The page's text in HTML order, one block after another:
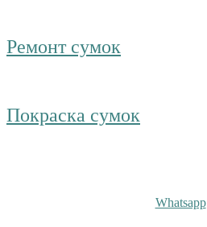
Ремонт сумок
Покраска сумок
Whatsapp